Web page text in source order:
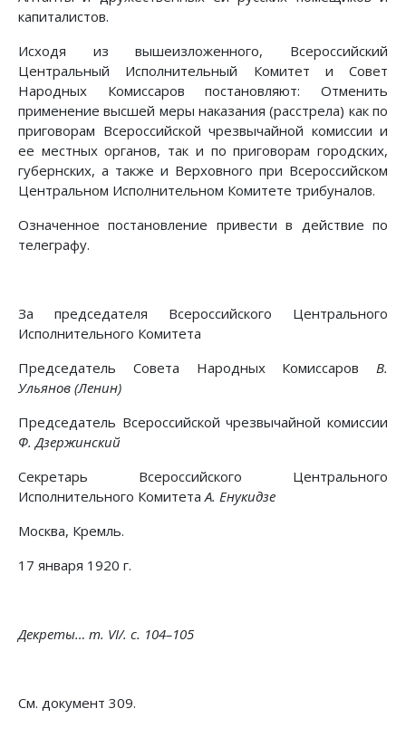
капиталистов.
Исходя из вышеизложенного, Всероссийский
Центральный Исполнительный Комитет и Совет
Народных Комиссаров постановляют: Отменить
применение высшей меры наказания (расстрела) как по
приговорам Всероссийской чрезвычайной комиссии и
ее местных органов, так и по приговорам городских,
губернских, а также и Верховного при Всероссийском
Центральном Исполнительном Комитете трибуналов.
Означенное постановление привести в действие по
телеграфу.
За председателя Всероссийского Центрального
Исполнительного Комитета
Председатель Совета Народных Комиссаров В.
Ульянов (Ленин)
Председатель Всероссийской чрезвычайной комиссии
Ф. Дзержинский
Секретарь Всероссийского Центрального
Исполнительного КомитетаА. Енукидзе
Москва, Кремль.
17 января 1920 г.
Декреты… т. VI/. с. 104–105
См. документ 309.